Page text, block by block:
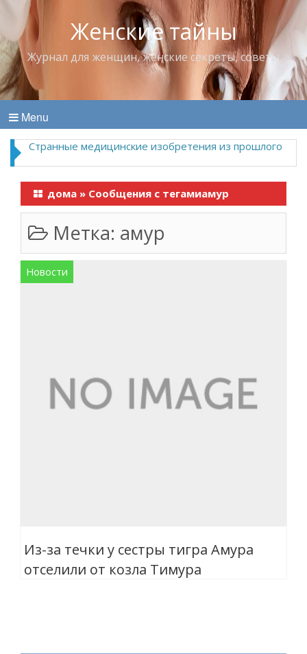
Женские тайны
Журнал для женщин, женские секреты, советы
Menu
Странные медицинские изобретения из прошлого
дома » Сообщения с тегамиамур
Метка: амур
Новости
Из-за течки у сестры тигра Амура
отселили от козла Тимура